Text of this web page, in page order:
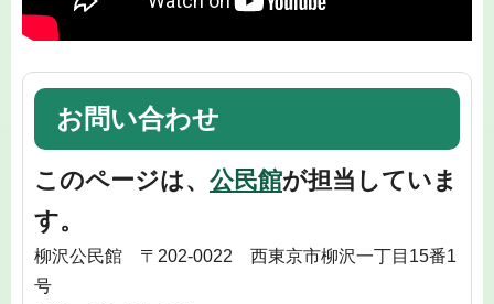
お問い合わせ
このページは、 公民館が担当していま
す。
柳沢公民館 〒202-0022 西東京市柳沢一丁目15番1
号